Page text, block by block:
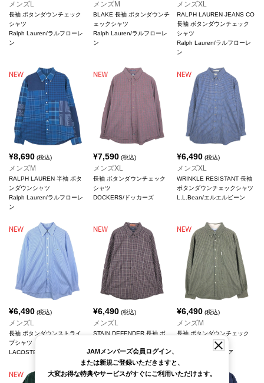
メンズL
長袖 ボタンダウンチェック
シャツ
Ralph Lauren/ラルフローレ
ン
メンズM
BLAKE 長袖 ボタンダウンチ
ェックシャツ
Ralph Lauren/ラルフローレ
ン
メンズXL
RALPH LAUREN JEANS CO
長袖 ボタンダウンチェック
シャツ
Ralph Lauren/ラルフローレ
ン
¥8,690 (税込)
メンズM
RALPH LAUREN 半袖 ボタ
ンダウンシャツ
Ralph Lauren/ラルフローレ
ン
¥7,590(税込)
メンズXL
長袖 ボタンダウンチェック
シャツ
DOCKERS/ドッカーズ
¥6,490 (税込)
メンズXL
WRINKLE RESISTANT 長袖
ボタンダウンチェックシャツ
L.L.Bean/エルエルビーン
¥6,490 (税込)
メンズL
長袖 ボタンダウンストライ
プシャツ
LACOSTE/ラコステ
¥6,490(税込)
メンズL
STAIN DEFENDER 長袖 ボ
DOCKERS/ドッカーズ
¥6,490 (税込)
メンズM
長袖 ボタンダウンチェック
Columbia/コロンビア
JAMメンバーズ会員ログイン、
または新規ご登録いただきますと、
大変お得な特典やサービスがすぐにご利用いただけます。